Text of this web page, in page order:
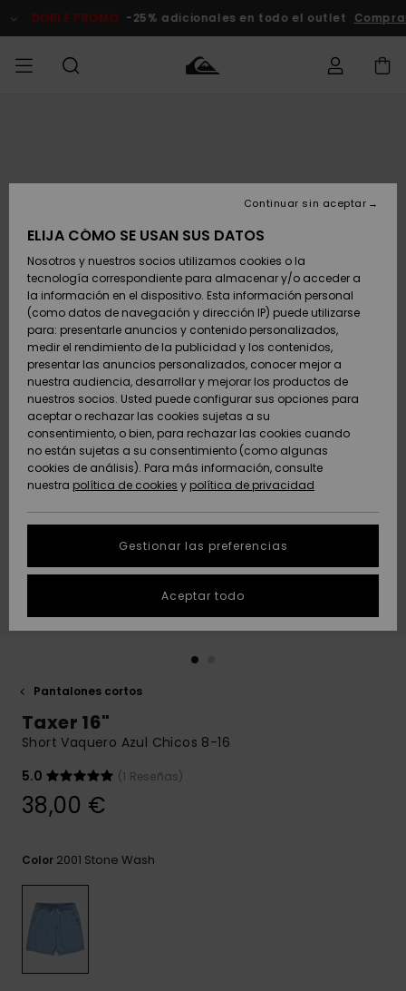
del
DOBLE PROMO -25% adicionales en todo el outlet Comprar
Zapatos y
chanclas
Surf
Snow
Novedades
Destacados
Zapatos y
chanclas
Surf
Snow
Novedades
Destacados
Destacados
Snow
SURF
Highlights
Comunidad
SNOW
Snow Niños
Tienda
Snow Mujer
Destacados
Comunidad
DOBLE
PROMO
Outlet
Mujer
AYUDA &
CONTACTO
Envio
Devoluciones
Pago
Tarjeta de
regalo
Quiksilver
Freedom
Protección de
datos
personales
Inicia una
conversación
más rápida a
respuestas a
las preguntas
formulario de
SOSTENIBILIDAD
Pantalones cortos
Taxer 16"
Short Vaquero Azul Chicos 8-16
5.0
(1 Reseñas)
38,00 €
Color 2001 Stone Wash
ELIJA CÓMO SE USAN SUS DATOS
Nosotros y nuestros socios utilizamos cookies o la
tecnología correspondiente para almacenar y/o acceder a
la información en el dispositivo. Esta información personal
(como datos de navegación y dirección IP) puede utilizarse
para: presentarle anuncios y contenido personalizados,
medir el rendimiento de la publicidad y los contenidos,
presentar las anuncios personalizados, conocer mejor a
nuestra audiencia, desarrollar y mejorar los productos de
nuestros socios. Usted puede configurar sus opciones para
aceptar o rechazar las cookies sujetas a su
consentimiento, o bien, para rechazar las cookies cuando
no están sujetas a su consentimiento (como algunas
cookies de análisis). Para más información, consulte
nuestra política de cookies y política de privacidad
Gestionar las preferencias
Continuar sin aceptar
Aceptar todo